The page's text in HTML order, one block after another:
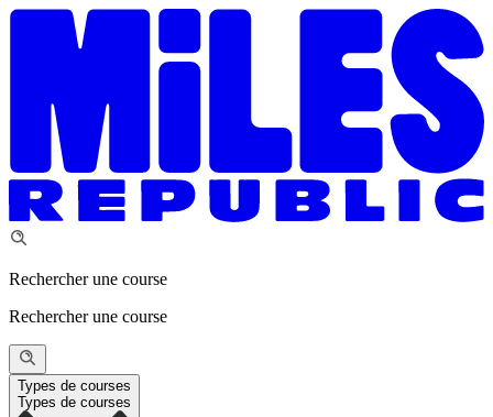
Rechercher une course
Rechercher une course
Types de courses
Types de courses